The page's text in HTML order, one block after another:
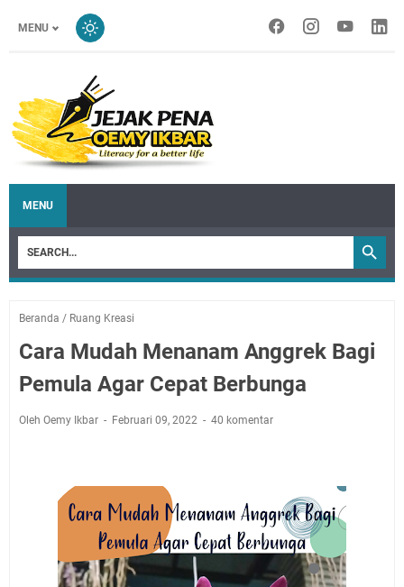
MENU
MENU
Beranda / Ruang Kreasi
Cara Mudah Menanam Anggrek Bagi
Pemula Agar Cepat Berbunga
Oleh Oemy Ikbar Februari 09, 2022 40 komentar